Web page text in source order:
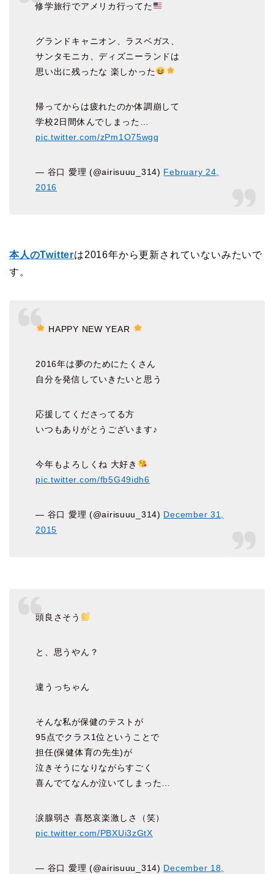
修学旅行でアメリカ行ってた
グランドキャニオン、ラスベガス、
サンタモニカ、ディズニーランドは
思い出に残ったな 楽しかった
帰ってからは疲れたのか体調崩して
学校2日間休んでしまった…
pic.twitter.com/zPm1O75wgq
— 谷口 愛理 (@airisuuu_314) February 24,
2016
本人のTwitterは2016年から更新されていないみたいで
す。
HAPPY NEW YEAR
2016年は夢のためにたくさん
自分を発信していきたいと思う
応援してくださってる方
いつもありがとうございます♪
今年もよろしくね 大好き
pic.twitter.com/fb5G49idh6
— 谷口 愛理 (@airisuuu_314) December 31,
2015
頭良さそう
と、思うやん？
違うっちゃん
そんな私が保健のテストが
95点でクラス1位ということで
担任(保健体育の先生)が
泣きそうになりながらすごく
喜んでてなんか泣いてしまった…
涙腺弱さ 喜怒哀楽激しさ（笑）
pic.twitter.com/PBXUi3zGtX
— 谷口 愛理 (@airisuuu_314) December 18,